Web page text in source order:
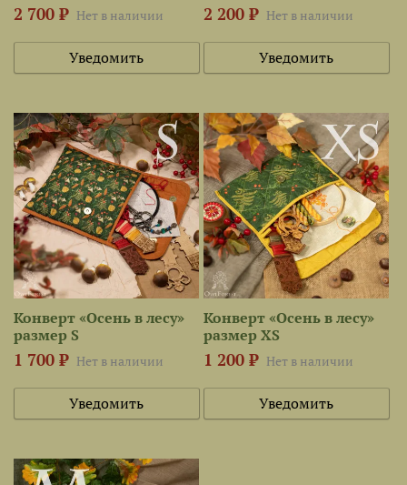
2 700 ₽ Нет в наличии
Уведомить
2 200 ₽ Нет в наличии
Уведомить
Конверт «Осень в лесу»
размер S
1 700 ₽ Нет в наличии
Уведомить
Конверт «Осень в лесу»
размер XS
1 200 ₽ Нет в наличии
Уведомить